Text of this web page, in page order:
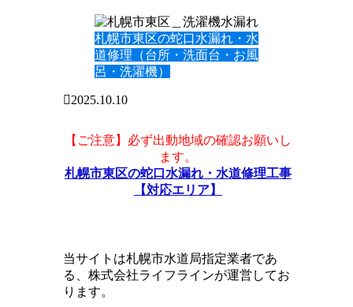
札幌市東区の蛇口水漏れ・水
道修理（台所・洗面台・お風
呂・洗濯機）
2025.10.10
【ご注意】必ず出動地域の確認お願いし
ます。
札幌市東区の蛇口水漏れ・水道修理工事
【対応エリア】
当サイトは札幌市水道局指定業者であ
る、株式会社ライフラインが運営してお
ります。